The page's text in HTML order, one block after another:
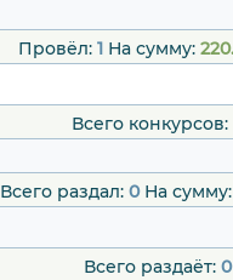
Провёл: 1 На сумму:
Всего конкурсов:
Всего раздал: 0На
Всего раздаёт: 0